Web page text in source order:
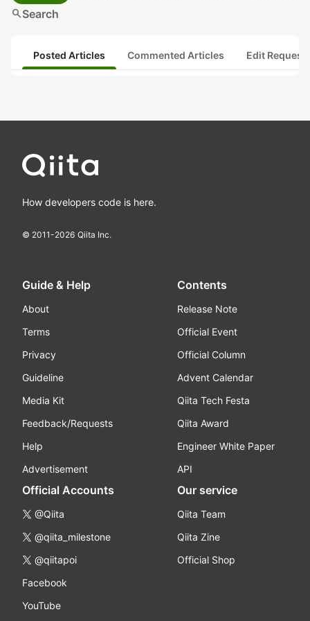
searchSearch
Posted Articles Commented Articles Edit
How developers code is here.
© 2011-2026 Qiita Inc.
Guide & Help
About
Terms
Privacy
Guideline
Media Kit
Feedback/Requests
Help
Advertisement
Contents
Release Note
Official Event
Official Column
Advent Calendar
Qiita Tech Festa
Qiita Award
Engineer White Paper
API
Official Accounts
@Qiita
@qiita_milestone
@qiitapoi
Facebook
YouTube
Our service
Qiita Team
Qiita Zine
Official Shop